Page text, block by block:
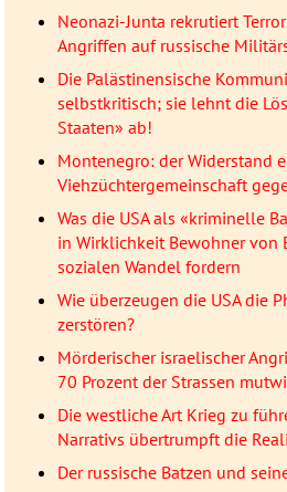
Neonazi-Junta rekrutiert
Angriffen auf russische
Die Palästinensische
selbstkritisch; sie lehnt die
Staaten» ab!
Montenegro: der Widerstand
Viehzüchtergemeinschaft
Was die USA als «kriminelle
in Wirklichkeit Bewohner von
sozialen Wandel fordern
Wie überzeugen die USA die
zerstören?
Mörderischer israelischer
70 Prozent der Strassen
Die westliche Art Krieg zu
Narrativs übertrumpft die
Der russische Batzen und